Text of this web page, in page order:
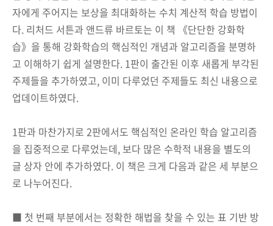
자에게 주어지는 보상을 최대화하는 수치 계산적 학습 방법이
다. 리처드 서튼과 앤드류 바르토는 이 책 《단단한 강화학
습》을 통해 강화학습의 핵심적인 개념과 알고리즘을 분명하
고 이해하기 쉽게 설명한다. 1판이 출간된 이후 새롭게 부각된
주제들을 추가하였고, 이미 다루었던 주제들도 최신 내용으로
업데이트하였다.
1판과 마찬가지로 2판에서도 핵심적인 온라인 학습 알고리즘
을 집중적으로 다루었는데, 보다 많은 수학적 내용을 별도의
글 상자 안에 추가하였다. 이 책은 크게 다음과 같은 세 부분으
로 나누어진다.
■ 첫 번째 부분에서는 정확한 해법을 찾을 수 있는 표 기반 방